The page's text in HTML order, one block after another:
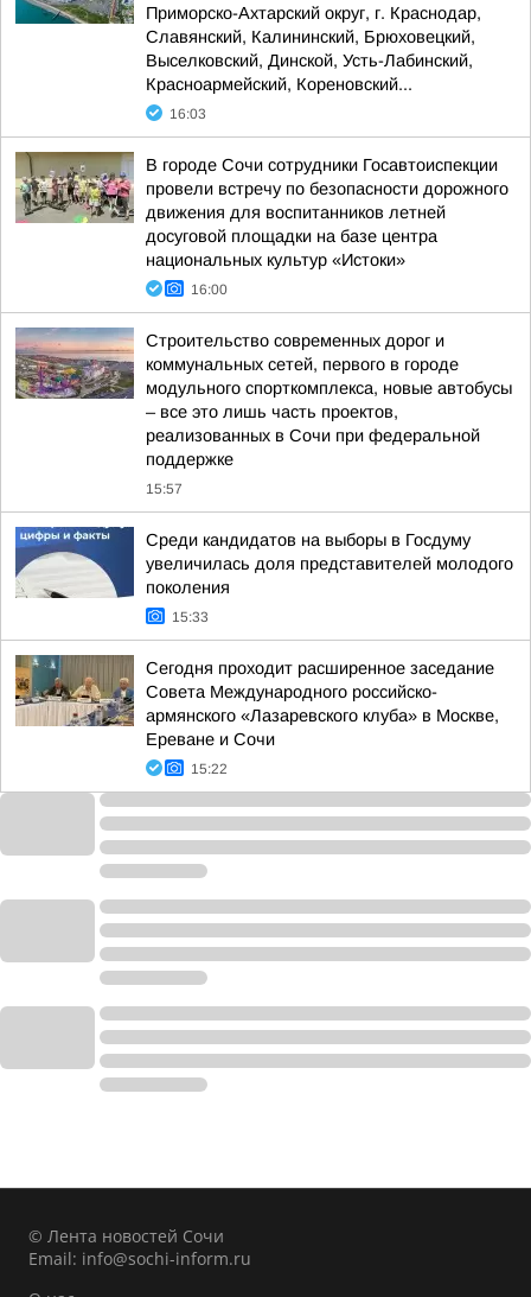
Приморско-Ахтарский округ, г. Краснодар,
Славянский, Калининский, Брюховецкий,
Выселковский, Динской, Усть-Лабинский,
Красноармейский, Кореновский...
16:03
В городе Сочи сотрудники Госавтоиспекции
провели встречу по безопасности дорожного
движения для воспитанников летней
досуговой площадки на базе центра
национальных культур «Истоки»
16:00
Строительство современных дорог и
коммунальных сетей, первого в городе
модульного спорткомплекса, новые автобусы
– все это лишь часть проектов,
реализованных в Сочи при федеральной
поддержке
15:57
Среди кандидатов на выборы в Госдуму
увеличилась доля представителей молодого
поколения
15:33
Сегодня проходит расширенное заседание
Совета Международного российско-
армянского «Лазаревского клуба» в Москве,
Ереване и Сочи
15:22
© Лента новостей Сочи
Email: info@sochi-inform.ru